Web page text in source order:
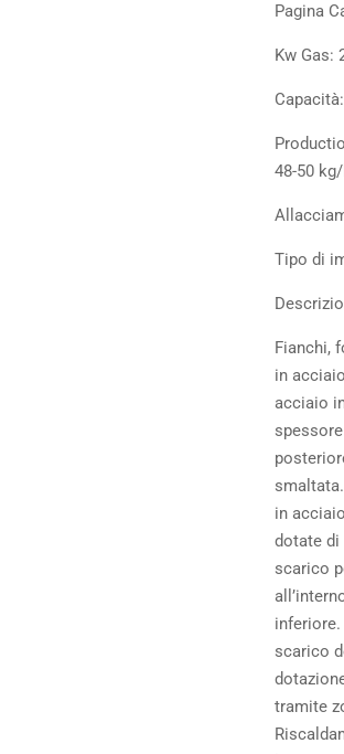
Pagina
Kw Gas:
48-50
Tipo di
Fianchi,
in
acciaio
in
dotate di
scarico
inferiore.
scarico
tramite